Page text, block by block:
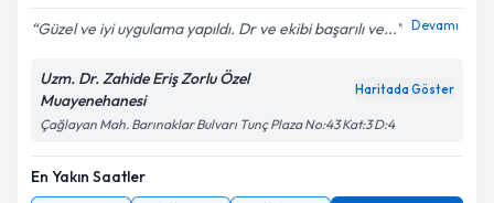
Güzel ve iyi uygulama yapıldı. Dr ve ekibi başarılı ve... Devamı
Uzm. Dr. Zahide Eriş Zorlu Özel
Muayenehanesi
Haritada Göster
Çağlayan Mah. Barınaklar Bulvarı Tunç Plaza No:43 Kat:3 D:4
En Yakın Saatler